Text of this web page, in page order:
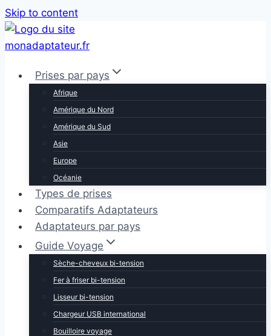
Skip to content
Prises par pays
Afrique
Amérique du Nord
Amérique du Sud
Asie
Europe
Océanie
Types de prises
Comparatifs Adaptateurs
Adaptateurs par pays
Guide Voyage
Sèche-cheveux bi-tension
Fer à friser bi-tension
Lisseur bi-tension
Chargeur USB international
Bouilloire voyage